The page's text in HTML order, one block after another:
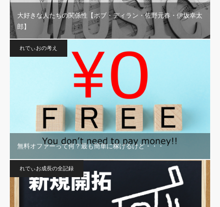
大好きな人たちの関係性【ボブ・ディラン・佐野元春・伊坂幸太
郎】
れでぃおの考え
無料オファーって何？最も簡単に稼げるけど・・・
れでぃお成長の全記録